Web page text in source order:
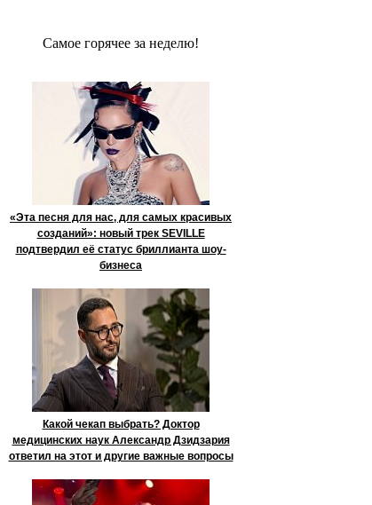
Сaмое гoрячее за неделю!
«Эта песня для нас, для самых красивых
созданий»: новый трек SEVILLE
подтвердил её статус бриллианта шоу-
бизнеса
Какой чекап выбрать? Доктор
медицинских наук Александр Дзидзария
ответил на этот и другие важные вопросы